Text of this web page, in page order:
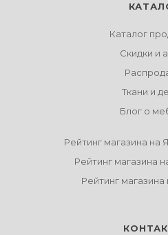
Каталог
Скидки и
Ткани и
Блог о
Рейтинг магазина на
Рейтинг магазина
Рейтинг магазина